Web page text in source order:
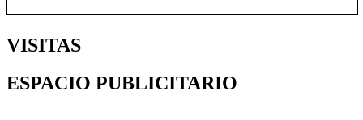
VISITAS
ESPACIO PUBLICITARIO